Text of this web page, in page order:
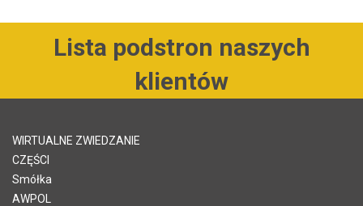
Lista podstron naszych
klientów
WIRTUALNE ZWIEDZANIE
CZĘŚCI
Smółka
AWPOL